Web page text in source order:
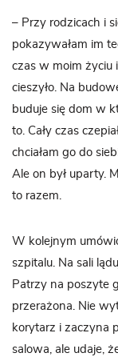
– Przy rodzicach i
pokazywałam im
czas w moim życiu
cieszyło. Na
buduje się dom w
to. Cały czas
chciałam go do
Ale on był uparty.
to razem.
W kolejnym
szpitalu. Na sali
Patrzy na poszyte
przerażona. Nie
korytarz i zaczyna
salowa, ale udaje,